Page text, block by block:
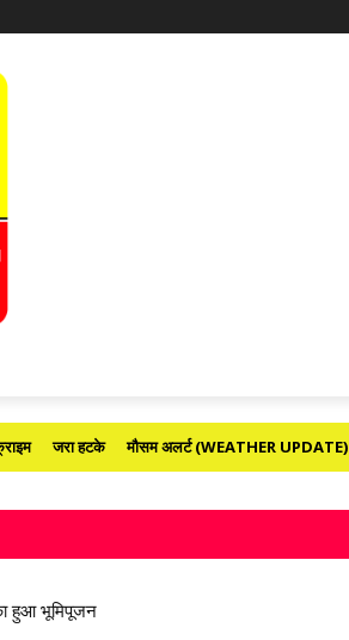
जरा हटके मौसम अलर्ट (WEATHER UPDATE)
हुआ भूमिपूजनदिया स्वच्छ पर्यावरण का संदेश